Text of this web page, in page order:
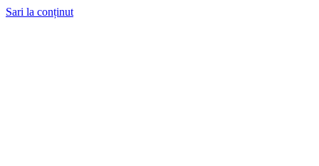
Sari la conținut